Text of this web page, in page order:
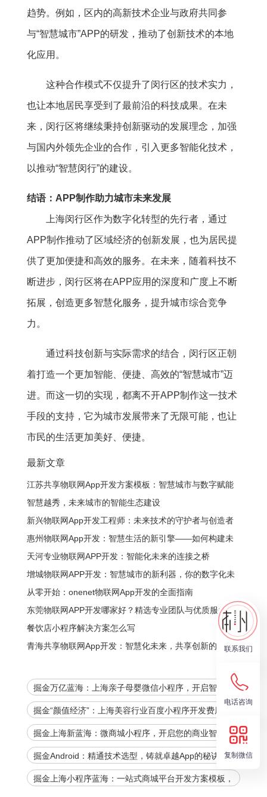
联系我们
电话咨询
复制微信
趋势。例如，区内的高新技术企业与政府共同参
与“智慧城市”APP的研发，推动了创新技术的本地
化应用。
这种合作模式不仅提升了闵行区的技术实力，
也让本地居民享受到了最前沿的科技成果。在未
来，闵行区将继续秉持创新驱动的发展理念，加强
与国内外领先企业的合作，引入更多智能化技术，
以推动“智慧闵行”的建设。
结语：APP制作助力城市未来发展
上海闵行区作为数字化转型的先行者，通过
APP制作推动了区域经济的创新发展，也为居民提
供了更加便捷和高效的服务。在未来，随着科技不
断进步，闵行区将在APP应用的深度和广度上不断
拓展，创造更多智慧化服务，提升城市综合竞争
力。
通过科技创新与实际需求的结合，闵行区正朝
着打造一个更加智能、便捷、高效的“智慧城市”迈
进。而这一切的实现，都离不开APP制作这一技术
手段的支持，它为城市发展带来了无限可能，也让
市民的生活更加美好、便捷。
最新文章
江苏共享物联网App开发方案模板：智慧城市与数字赋能
的全新生态
智慧越秀，未来城市的智能生态建设
新兴物联网App开发工程师：未来技术的守护者与创造者
惠州物联网App开发：智慧生活的新引擎——如何构建未
来的数字化生态
天河专业物联网APP开发：智能化未来的连接之桥
增城物联网APP开发：智慧城市的新利器，你的数字化未
来开始在这里
从零开始：onenet物联网App开发的全面指南
东莞物联网APP开发哪家好？精选专业团队与优质服务指
南
餐饮店小程序解决方案怎么写
青海共享物联网App开发：智慧化未来，共享创新的力量
掘金万亿蓝海：上海亲子母婴微信小程序，开启智慧育
儿新时代！
掘金“颜值经济”：上海美容行业百度小程序开发费用全
解析，助您抢占数字先机！
掘金上海新蓝海：微商城小程序，开启您的商业智能时
代
掘金Android：精通技术选型，铸就卓越App的秘诀！
掘金上海小程序蓝海：一站式商城平台开发方案模板，